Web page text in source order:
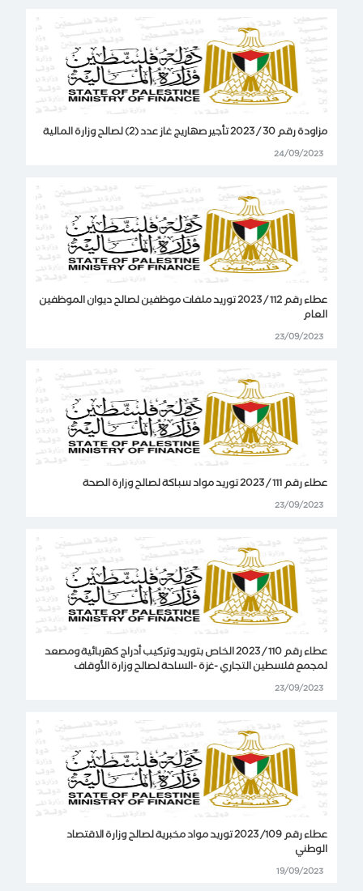
مزاودة رقم 30 / 2023 تأجير صهاريج غاز عدد (2) لصالح وزارة المالية
24/09/2023
عطاء رقم 112 / 2023 توريد ملفات موظفين لصالح ديوان الموظفين
العام
23/09/2023
عطاء رقم 111 / 2023 توريد مواد سباكة لصالح وزارة الصحة
23/09/2023
عطاء رقم 110 / 2023 الخاص بتوريد وتركيب أدراج كهربائية ومصعد
لمجمع فلسطين التجاري -غزة -الساحة لصالح وزارة الأوقاف
23/09/2023
عطاء رقم 109/ 2023 توريد مواد مخبرية لصالح وزارة الاقتصاد
الوطني
19/09/2023